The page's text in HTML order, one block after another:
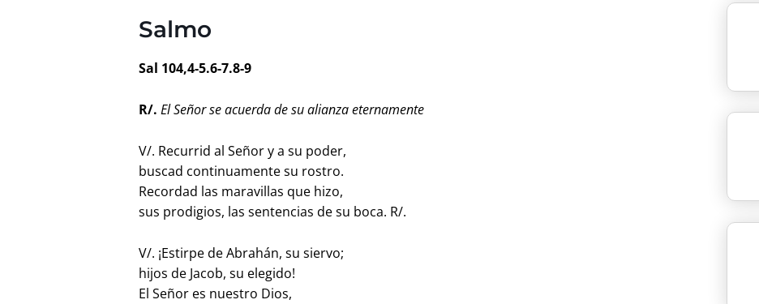
Salmo
Sal 104,4-5.6-7.8-9
R/. El Señor se acuerda de su alianza eternamente
V/. Recurrid al Señor y a su poder,
buscad continuamente su rostro.
Recordad las maravillas que hizo,
sus prodigios, las sentencias de su boca. R/.
V/. ¡Estirpe de Abrahán, su siervo;
hijos de Jacob, su elegido!
El Señor es nuestro Dios,